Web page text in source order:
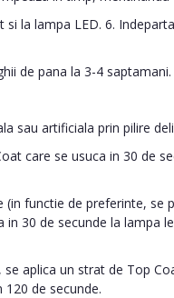
si la lampa LED. 6.
de pana la 3-4 saptamani.
sau artificiala prin pilire
care se usuca in 30 de
(in functie de preferinte, se
30 de secunde la lampa
aplica un strat de Top
120 de secunde.